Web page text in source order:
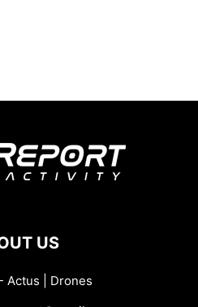
US
Actus | Drones